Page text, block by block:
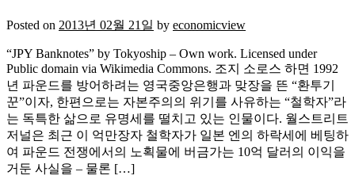
Posted on 2013년 02월 21일 by economicview
“JPY Banknotes” by Tokyoship – Own work. Licensed under
Public domain via Wikimedia Commons. 조지 소로스 하면 1992
년 파운드를 방어하려는 영국중앙은행과 맞장을 뜬 “환투기
꾼”이자, 한편으로는 자본주의의 위기를 사유하는 “철학자”라
는 독특한 삶으로 유명세를 떨치고 있는 인물이다. 월스트리트
저널은 최근 이 억만장자 철학자가 일본 엔의 하락세에 베팅하
여 파운드 전쟁에서의 노획물에 버금가는 10억 달러의 이익을
거둔 사실을 – 물론 […]